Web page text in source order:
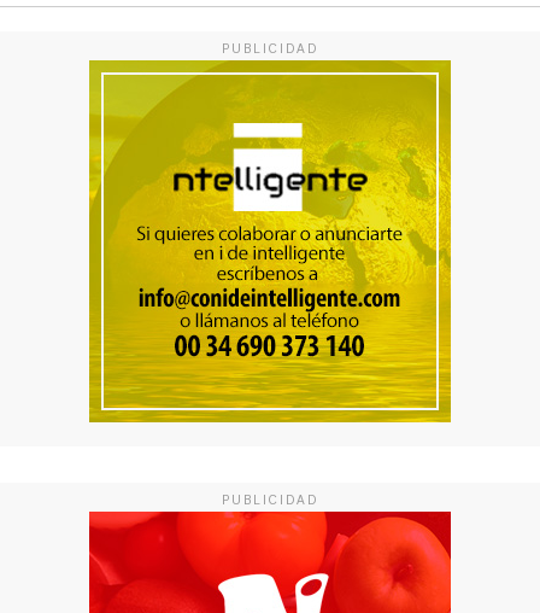
PUBLICIDAD
PUBLICIDAD